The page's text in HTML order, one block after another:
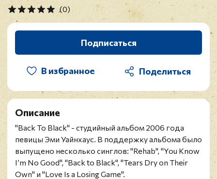
(0)
Подписаться
В избранное
Описание
"Back To Black" - студийный альбом 2006 года
певицы Эми Уайнхаус. В поддержку альбома было
выпущено несколько синглов: "Rehab", "You Know
I’m No Good", "Back to Black", "Tears Dry on Their
Own" и "Love Is a Losing Game".